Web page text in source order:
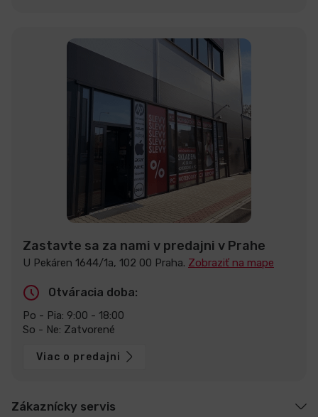
Zastavte sa za nami v predajni v Prahe
U Pekáren 1644/1a, 102 00 Praha. Zobraziť na mape
Otváracia doba:
Po - Pia: 9:00 - 18:00
So - Ne: Zatvorené
Viac o predajni
Zákaznícky servis